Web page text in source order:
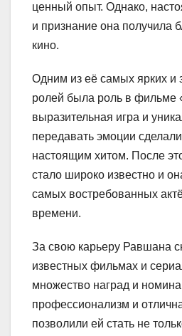
ценный опыт. Однако,
и признание она получила
кино.
Одним из её самых ярких и
ролей была роль в фильме
выразительная игра и
передавать эмоции
настоящим хитом. После
стало широко известно и
самых востребованных
времени.
За свою карьеру Равшана
известных фильмах и
множество наград и
профессионализм и
позволили ей стать не